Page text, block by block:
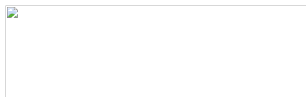
Перейти к основному содержанию